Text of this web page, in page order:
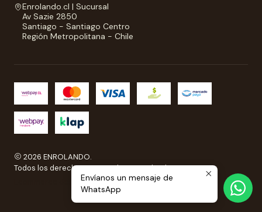
Enrolando.cl | Sucursal
Av Sazie 2850
Santiago - Santiago Centro
Región Metropolitana - Chile
2026 ENROLANDO.
Todos los derechos reservados a Enrolando..
Ecommerce desarrollado porSitestore.cl
Envíanos un mensaje de
WhatsApp